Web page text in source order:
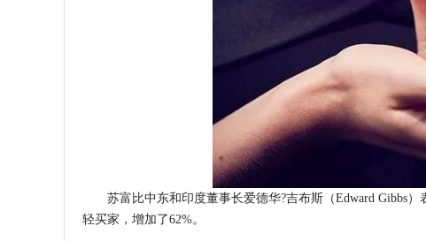
苏富比中东和印度董事长爱德华?吉布斯（Edward
轻买家，增加了62%。